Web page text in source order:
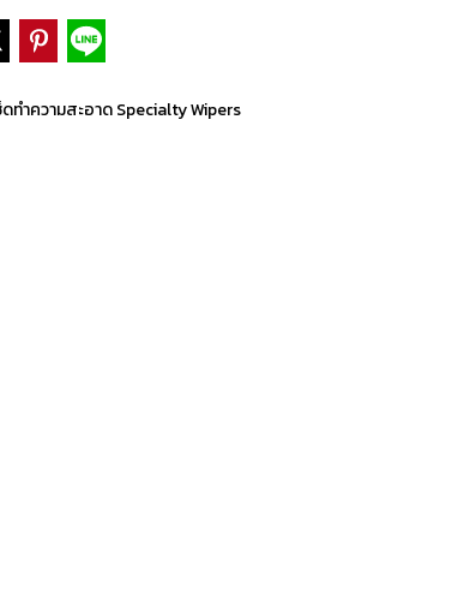
ำความสะอาด Specialty Wipers